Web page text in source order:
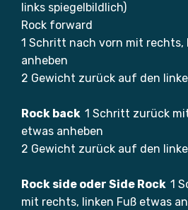
links spiegelbildlich)
Rock forward
1 Schritt nach vorn mit rechts,
anheben
2 Gewicht zurück auf den
Rock back 1 Schritt zurück
etwas anheben
2 Gewicht zurück auf den
Rock side oder Side Rock 1
mit rechts, linken Fuß etwas